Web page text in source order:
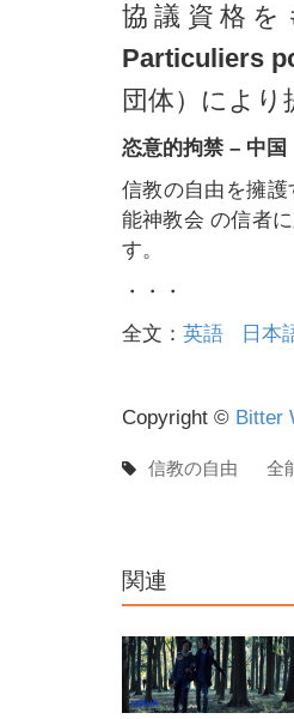
協議資格を
Particuliers
団体）により
恣意的拘禁 – 中国
信教の自由を擁
能神教会 の信者
す。
・・・
全文： 英語 日本
Copyright © Bitter
信教の自由 全
関連